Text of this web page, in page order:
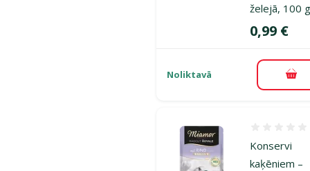
želejā, 100
Cena
0,99 €
Noliktavā
Konservi
kaķēniem –